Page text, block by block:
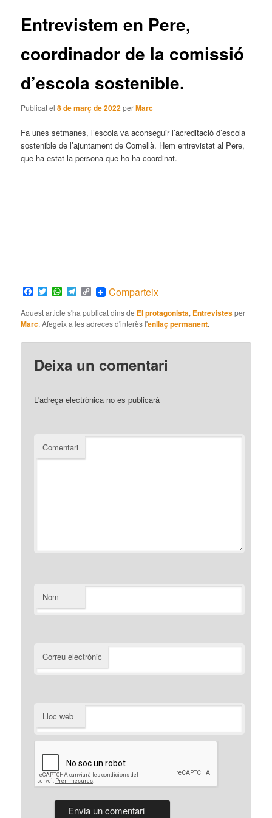
Entrevistem en Pere,
coordinador de la comissió
d’escola sostenible.
Publicat el8 de març de 2022perMarc
Fa unes setmanes, l’escola va aconseguir l’acreditació d’escola
sostenible de l’ajuntament de Cornellà. Hem entrevistat al Pere,
que ha estat la persona que ho ha coordinat.
Facebook
TwitterWhatsApp
Telegram
Copy
Link
Comparteix
Aquest article s'ha publicat dins de El protagonista, Entrevistesper
Marc. Afegeix a les adreces d'interès l'enllaç permanent.
Deixa un comentari
L'adreça electrònica no es publicarà
Comentari
Nom
Correu electrònic
Lloc web